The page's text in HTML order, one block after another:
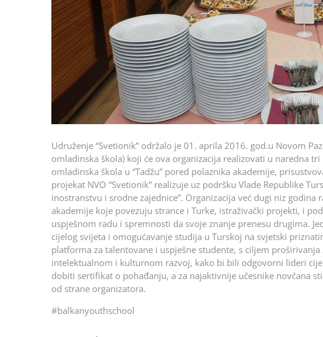
Udruženje “Svetionik” održalo je 01. aprila 2016. god.u Novom
omladinska škola) koji će ova organizacija realizovati u naredna
omladinska škola u “Tadžu” pored polaznika akademije,
projekat NVO “Svetionik” realizuje uz podršku Vlade Republike
inostranstvu i srodne zajednice”. Organizacija već dugi niz
akademije koje povezuju strance i Turke, istraživački projekti, i
uspješnom radu i spremnosti da svoje znanje prenesu drugima.
cijelog svijeta i omogućavanje studija u Turskoj na svjetski
platforma za talentovane i uspješne studente, s ciljem
intelektualnom i kulturnom razvoj, kako bi bili odgovorni lideri
dobiti sertifikat o pohađanju, a za najaktivnije učesnike novčana
od strane organizatora.
#balkanyouthschool